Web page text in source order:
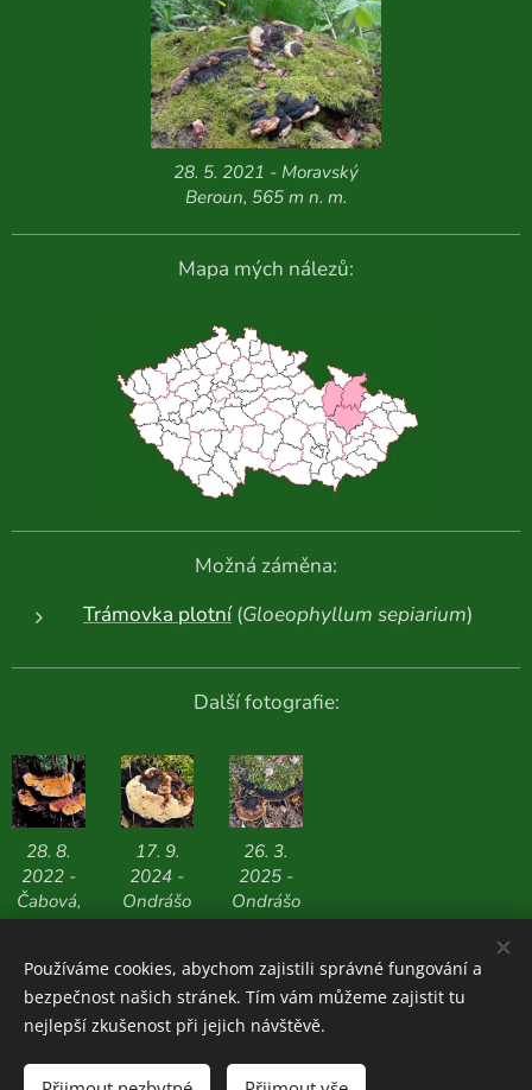
28. 5. 2021 - Moravský
Beroun, 565 m n. m.
Mapa mých nálezů:
Možná záměna:
Trámovka plotní(Gloeophyllum sepiarium)
Další fotografie:
28. 8.
2022 -
Čabová,
624 m n.
17. 9.
2024 -
Ondrášo
v, 605 m
26. 3.
2025 -
Ondrášo
v, 549 m
Houboviny © 2020-2026
Používáme cookies, abychom zajistili správné fungování a
bezpečnost našich stránek. Tím vám můžeme zajistit tu
nejlepší zkušenost při jejich návštěvě.